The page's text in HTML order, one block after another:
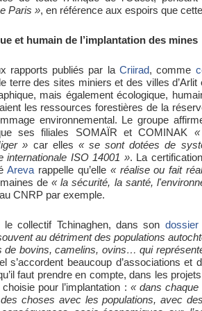
Paris », en référence aux espoirs que
et humain de l’implantation des mines
rapports publiés par la Criirad, comme
terre des sites miniers et des villes
mais également écologique,
les ressources forestières de la
environnemental. Le groupe
ses filiales SOMAÏR et COMINAK
» car elles « se sont dotées de
internationale ISO 14001 ». La
Areva rappelle qu’elle « réalise ou fait
de « la sécurité, la santé,
CNRP par exemple.
collectif Tchinaghen, dans son dossier
au détriment des populations
de bovins, camelins, ovins… qui
s’accordent beaucoup d’associations et
faut prendre en compte, dans les
pour l’implantation : « dans
choses avec les populations, avec